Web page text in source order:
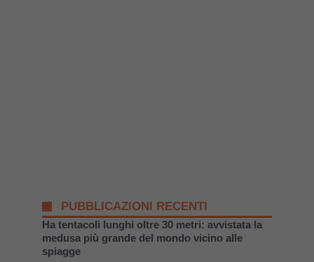
PUBBLICAZIONI RECENTI
Ha tentacoli lunghi oltre 30 metri: avvistata la
medusa più grande del mondo vicino alle
spiagge